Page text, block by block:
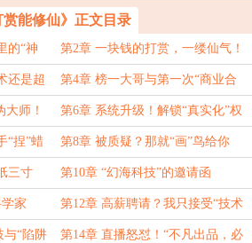
赏能修仙》正文目录
的“神 第2章 一块钱的打赏，一缕仙气！
还是超 第4章 榜一大哥与第一次“商业合
作”
大师！ 第6章 系统升级！解锁“真实化”权
限！
“捏”蜡 第8章 被质疑？那就“画”鸟给你
飞！
三寸 第10章 “幻海科技”的邀请函
家 第12章 高薪聘请？我只接受“技术
入股”！
与“陷阱 第14章 直播怒怼！“不凡出品，必